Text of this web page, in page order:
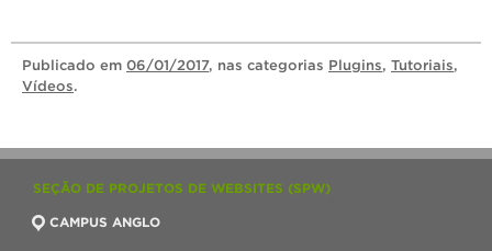
Publicado em 06/01/2017, nas categorias Plugins, Tutoriais,
Vídeos.
SEÇÃO DE PROJETOS DE WEBSITES (SPW)
CAMPUS ANGLO